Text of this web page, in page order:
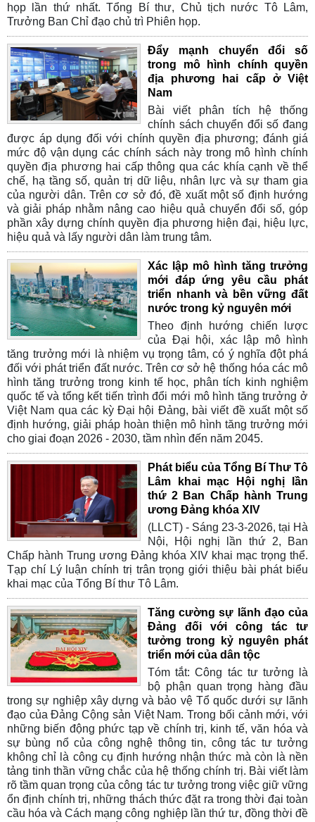
họp lần thứ nhất. Tổng Bí thư, Chủ tịch nước Tô Lâm,
Trưởng Ban Chỉ đạo chủ trì Phiên họp.
Đẩy mạnh chuyển đổi số
trong mô hình chính quyền
địa phương hai cấp ở Việt
Nam
Bài viết phân tích hệ thống
chính sách chuyển đổi số đang
được áp dụng đối với chính quyền địa phương; đánh giá
mức độ vận dụng các chính sách này trong mô hình chính
quyền địa phương hai cấp thông qua các khía cạnh về thể
chế, hạ tầng số, quản trị dữ liệu, nhân lực và sự tham gia
của người dân. Trên cơ sở đó, đề xuất một số định hướng
và giải pháp nhằm nâng cao hiệu quả chuyển đổi số, góp
phần xây dựng chính quyền địa phương hiện đại, hiệu lực,
hiệu quả và lấy người dân làm trung tâm.
Xác lập mô hình tăng trưởng
mới đáp ứng yêu cầu phát
triển nhanh và bền vững đất
nước trong kỷ nguyên mới
Theo định hướng chiến lược
của Đại hội, xác lập mô hình
tăng trưởng mới là nhiệm vụ trọng tâm, có ý nghĩa đột phá
đối với phát triển đất nước. Trên cơ sở hệ thống hóa các mô
hình tăng trưởng trong kinh tế học, phân tích kinh nghiệm
quốc tế và tổng kết tiến trình đổi mới mô hình tăng trưởng ở
Việt Nam qua các kỳ Đại hội Đảng, bài viết đề xuất một số
định hướng, giải pháp hoàn thiện mô hình tăng trưởng mới
cho giai đoạn 2026 - 2030, tầm nhìn đến năm 2045.
Phát biểu của Tổng Bí Thư Tô
Lâm khai mạc Hội nghị lần
thứ 2 Ban Chấp hành Trung
ương Đảng khóa XIV
(LLCT) - Sáng 23-3-2026, tại Hà
Nội, Hội nghị lần thứ 2, Ban
Chấp hành Trung ương Đảng khóa XIV khai mạc trọng thể.
Tạp chí Lý luận chính trị trân trọng giới thiệu bài phát biểu
khai mạc của Tổng Bí thư Tô Lâm.
Tăng cường sự lãnh đạo của
Đảng đối với công tác tư
tưởng trong kỷ nguyên phát
triển mới của dân tộc
Tóm tắt: Công tác tư tưởng là
bộ phận quan trọng hàng đầu
trong sự nghiệp xây dựng và bảo vệ Tổ quốc dưới sự lãnh
đạo của Đảng Cộng sản Việt Nam. Trong bối cảnh mới, với
những biến động phức tạp về chính trị, kinh tế, văn hóa và
sự bùng nổ của công nghệ thông tin, công tác tư tưởng
không chỉ là công cụ định hướng nhận thức mà còn là nền
tảng tinh thần vững chắc của hệ thống chính trị. Bài viết làm
rõ tầm quan trọng của công tác tư tưởng trong việc giữ vững
ổn định chính trị, những thách thức đặt ra trong thời đại toàn
cầu hóa và Cách mạng công nghiệp lần thứ tư, đồng thời đề